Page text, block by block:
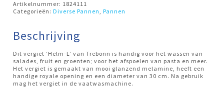
Trebonn
aantal
Artikelnummer: 1824111
Categorieën:Diverse Pannen ,Pannen
Beschrijving
Dit vergiet ‘Helm-L’ van Trebonn is handig voor het wassen van
salades, fruit en groenten; voor het afspoelen van pasta en meer.
Het vergiet is gemaakt van mooi glanzend melamine, heeft een
handige royale opening en een diameter van 30 cm. Na gebruik
mag het vergiet in de vaatwasmachine.